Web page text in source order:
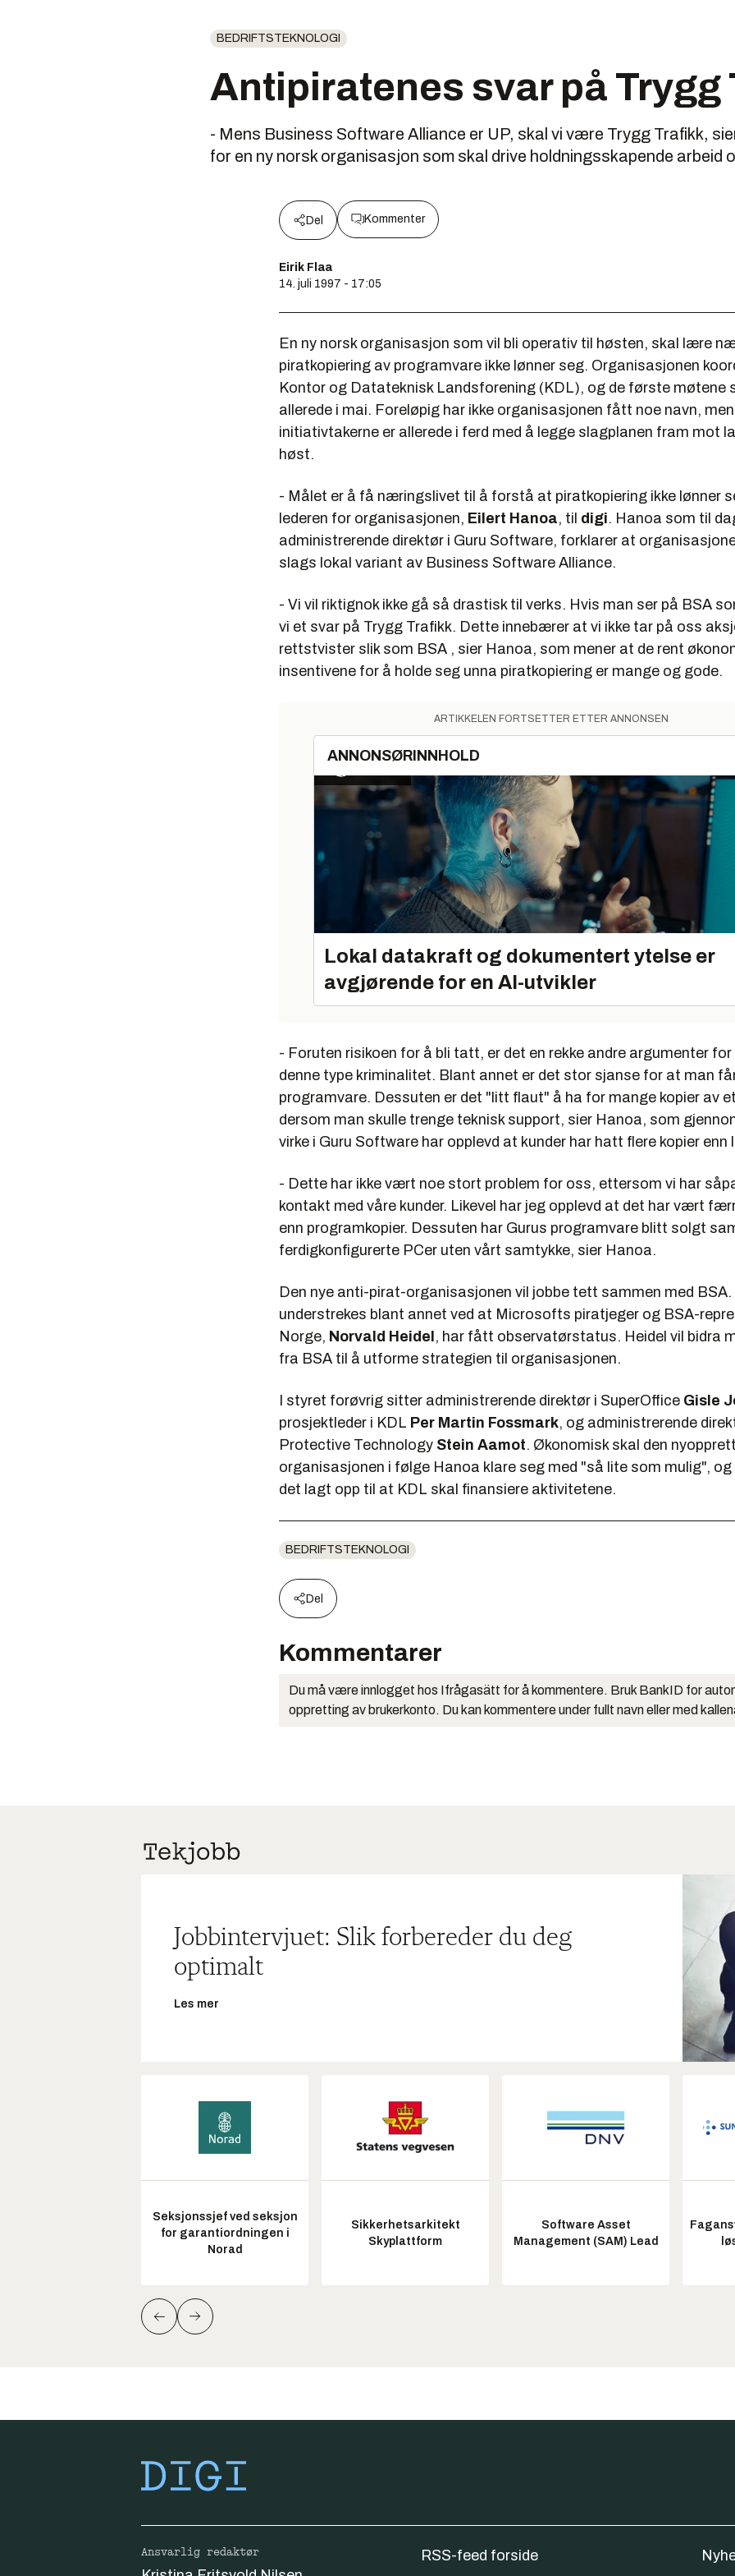
BEDRIFTSTEKNOLOGI
Antipiratenes svar på Trygg
- Mens Business Software Alliance er UP, skal vi være Trygg Trafikk,
for en ny norsk organisasjon som skal drive holdningsskapende arbeid
Del Kommenter
Eirik Flaa
14. juli 1997 - 17:05
En ny norsk organisasjon som vil bli operativ til høsten, skal lære
piratkopiering av programvare ikke lønner seg. Organisasjonen
Kontor og Datateknisk Landsforening (KDL), og de første møtene
allerede i mai. Foreløpig har ikke organisasjonen fått noe navn, men
initiativtakerne er allerede i ferd med å legge slagplanen fram mot
høst.
- Målet er å få næringslivet til å forstå at piratkopiering ikke lønner
lederen for organisasjonen, Eilert Hanoa, til digi. Hanoa som til
administrerende direktør i Guru Software, forklarer at
slags lokal variant av Business Software Alliance.
- Vi vil riktignok ikke gå så drastisk til verks. Hvis man ser på BSA
vi et svar på Trygg Trafikk. Dette innebærer at vi ikke tar på oss
rettstvister slik som BSA , sier Hanoa, som mener at de rent
insentivene for å holde seg unna piratkopiering er mange og gode.
ARTIKKELEN FORTSETTER ETTER ANNONSEN
ANNONSØRINNHOLD
Lokal datakraft og dokumentert ytelse er
avgjørende for en AI-utvikler
- Foruten risikoen for å bli tatt, er det en rekke andre argumenter
denne type kriminalitet. Blant annet er det stor sjanse for at man
programvare. Dessuten er det "litt flaut" å ha for mange kopier av
dersom man skulle trenge teknisk support, sier Hanoa, som
virke i Guru Software har opplevd at kunder har hatt flere kopier enn
- Dette har ikke vært noe stort problem for oss, ettersom vi har
kontakt med våre kunder. Likevel har jeg opplevd at det har vært
enn programkopier. Dessuten har Gurus programvare blitt solgt
ferdigkonfigurerte PCer uten vårt samtykke, sier Hanoa.
Den nye anti-pirat-organisasjonen vil jobbe tett sammen med
understrekes blant annet ved at Microsofts piratjeger og BSA-
Norge, Norvald Heidel , har fått observatørstatus. Heidel vil bidra
fra BSA til å utforme strategien til organisasjonen.
I styret forøvrig sitter administrerende direktør i SuperOffice Gisle
prosjektleder i KDL Per Martin Fossmark, og administrerende
Protective Technology Stein Aamot. Økonomisk skal den
organisasjonen i følge Hanoa klare seg med "så lite som mulig",
det lagt opp til at KDL skal finansiere aktivitetene.
BEDRIFTSTEKNOLOGI
Del
Kommentarer
Du må være innlogget hos Ifrågasätt for å kommentere. Bruk BankID for
oppretting av brukerkonto. Du kan kommentere under fullt navn eller med
Jobbintervjuet: Slik forbereder du deg
optimalt
Les mer
Seksjonssjef ved seksjon
for garantiordningen i
Norad
Sikkerhetsarkitekt
Skyplattform
Software Asset
Management (SAM) Lead
Ansvarlig redaktør RSS-feed forside